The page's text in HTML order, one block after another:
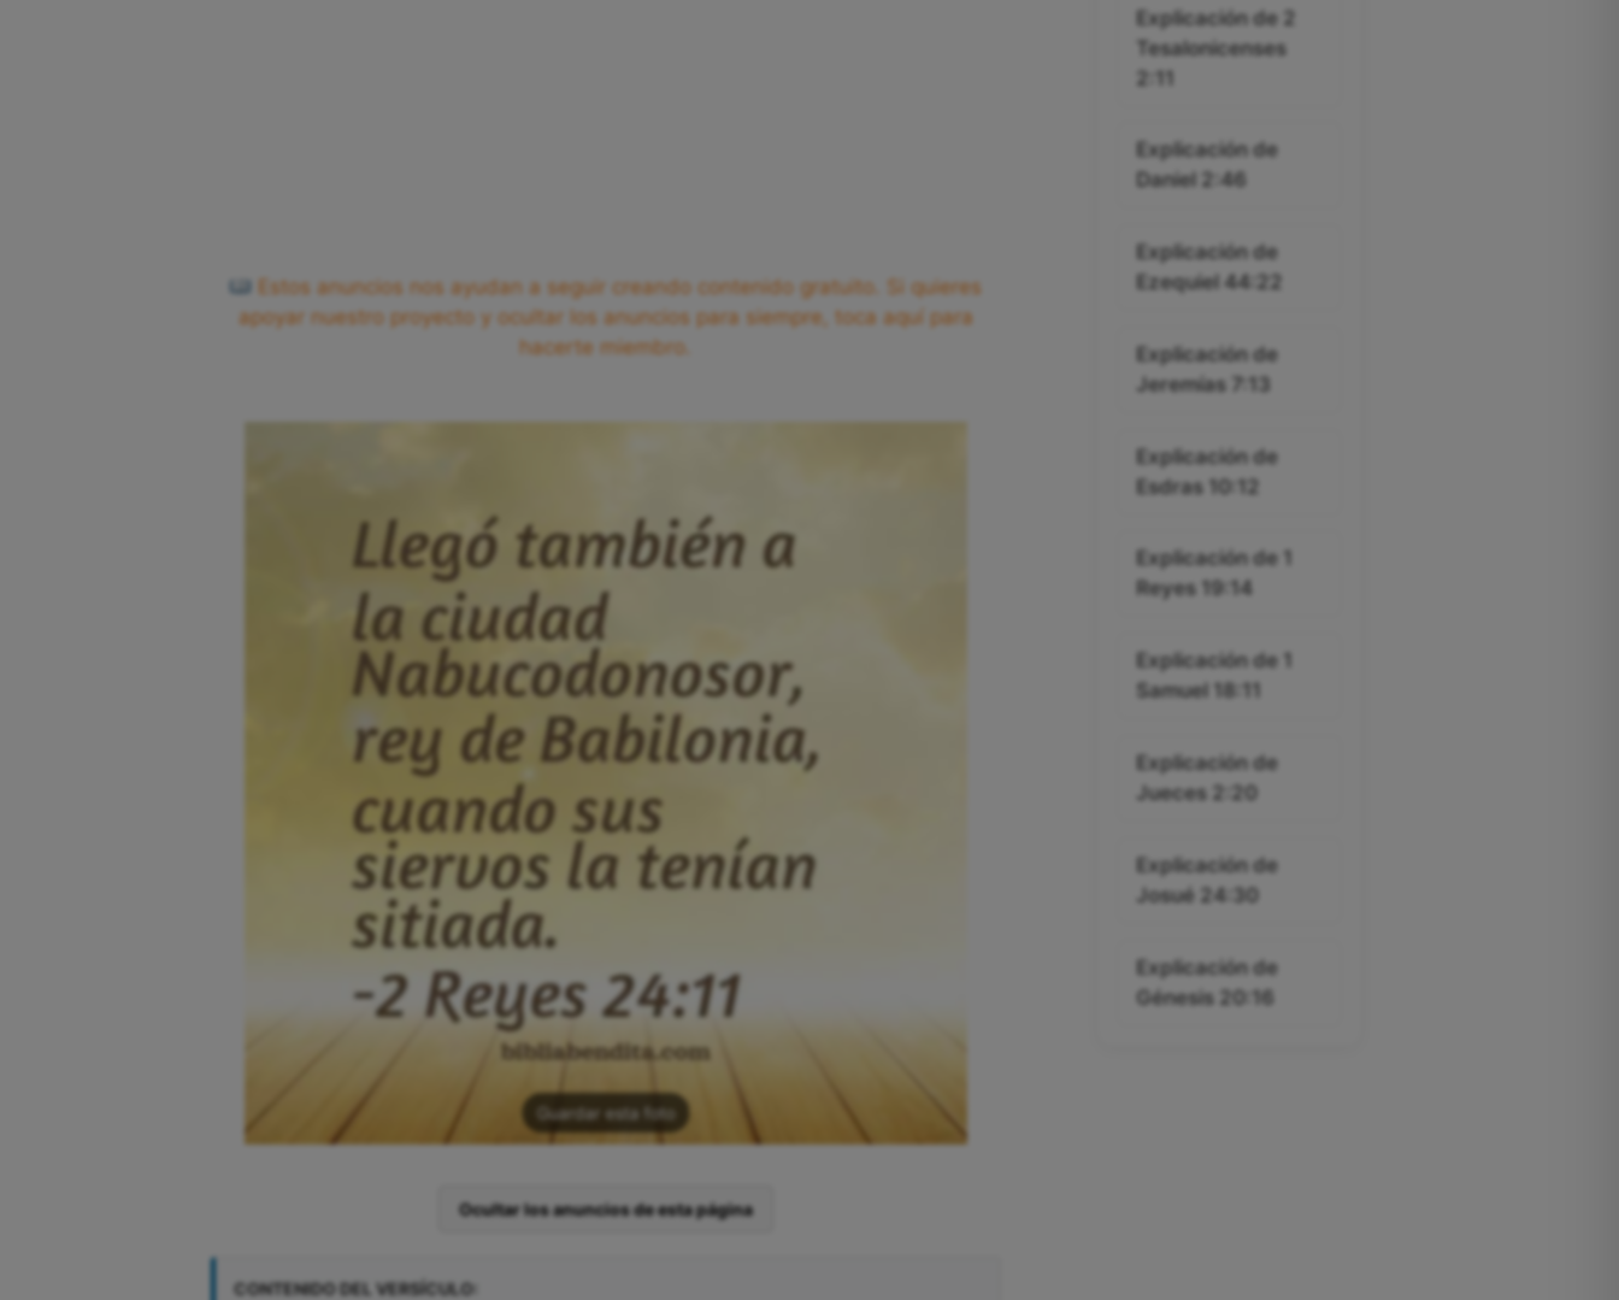
Estos anuncios nos ayudan a seguir creando contenido gratuito. Si quieres
apoyar nuestro proyecto y ocultar los anuncios para siempre, toca aquí para
hacerte miembro.
Guardar esta foto
Ocultar los anuncios de esta página
CONTENIDO DEL VERSÍCULO:
Explicación de 2
Tesalonicenses
2:11
Explicación de
Daniel 2:46
Explicación de
Ezequiel 44:22
Explicación de
Jeremías 7:13
Explicación de
Esdras 10:12
Explicación de 1
Reyes 19:14
Explicación de 1
Samuel 18:11
Explicación de
Jueces 2:20
Explicación de
Josué 24:30
Explicación de
Génesis 20:16